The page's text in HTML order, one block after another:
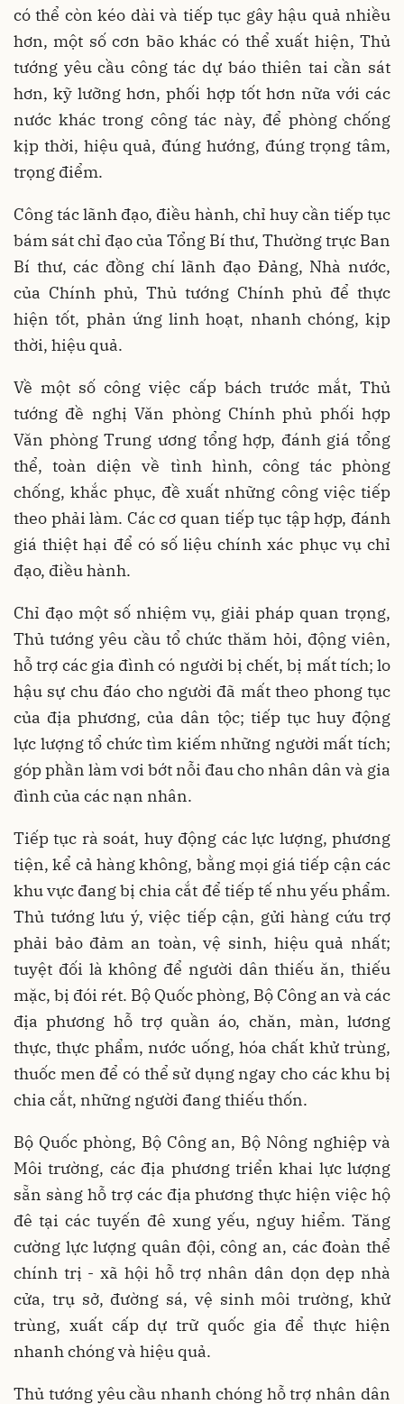
có thể còn kéo dài và tiếp tục gây hậu quả nhiều
hơn, một số cơn bão khác có thể xuất hiện, Thủ
tướng yêu cầu công tác dự báo thiên tai cần sát
hơn, kỹ lưỡng hơn, phối hợp tốt hơn nữa với các
nước khác trong công tác này, để phòng chống
kịp thời, hiệu quả, đúng hướng, đúng trọng tâm,
trọng điểm.
Công tác lãnh đạo, điều hành, chỉ huy cần tiếp tục
bám sát chỉ đạo của Tổng Bí thư, Thường trực Ban
Bí thư, các đồng chí lãnh đạo Đảng, Nhà nước,
của Chính phủ, Thủ tướng Chính phủ để thực
hiện tốt, phản ứng linh hoạt, nhanh chóng, kịp
thời, hiệu quả.
Về một số công việc cấp bách trước mắt, Thủ
tướng đề nghị Văn phòng Chính phủ phối hợp
Văn phòng Trung ương tổng hợp, đánh giá tổng
thể, toàn diện về tình hình, công tác phòng
chống, khắc phục, đề xuất những công việc tiếp
theo phải làm. Các cơ quan tiếp tục tập hợp, đánh
giá thiệt hại để có số liệu chính xác phục vụ chỉ
đạo, điều hành.
Chỉ đạo một số nhiệm vụ, giải pháp quan trọng,
Thủ tướng yêu cầu tổ chức thăm hỏi, động viên,
hỗ trợ các gia đình có người bị chết, bị mất tích; lo
hậu sự chu đáo cho người đã mất theo phong tục
của địa phương, của dân tộc; tiếp tục huy động
lực lượng tổ chức tìm kiếm những người mất tích;
góp phần làm vơi bớt nỗi đau cho nhân dân và gia
đình của các nạn nhân.
Tiếp tục rà soát, huy động các lực lượng, phương
tiện, kể cả hàng không, bằng mọi giá tiếp cận các
khu vực đang bị chia cắt để tiếp tế nhu yếu phẩm.
Thủ tướng lưu ý, việc tiếp cận, gửi hàng cứu trợ
phải bảo đảm an toàn, vệ sinh, hiệu quả nhất;
tuyệt đối là không để người dân thiếu ăn, thiếu
mặc, bị đói rét. Bộ Quốc phòng, Bộ Công an và các
địa phương hỗ trợ quần áo, chăn, màn, lương
thực, thực phẩm, nước uống, hóa chất khử trùng,
thuốc men để có thể sử dụng ngay cho các khu bị
chia cắt, những người đang thiếu thốn.
Bộ Quốc phòng, Bộ Công an, Bộ Nông nghiệp và
Môi trường, các địa phương triển khai lực lượng
sẵn sàng hỗ trợ các địa phương thực hiện việc hộ
đê tại các tuyến đê xung yếu, nguy hiểm. Tăng
cường lực lượng quân đội, công an, các đoàn thể
chính trị - xã hội hỗ trợ nhân dân dọn dẹp nhà
cửa, trụ sở, đường sá, vệ sinh môi trường, khử
trùng, xuất cấp dự trữ quốc gia để thực hiện
nhanh chóng và hiệu quả.
Thủ tướng yêu cầu nhanh chóng hỗ trợ nhân dân